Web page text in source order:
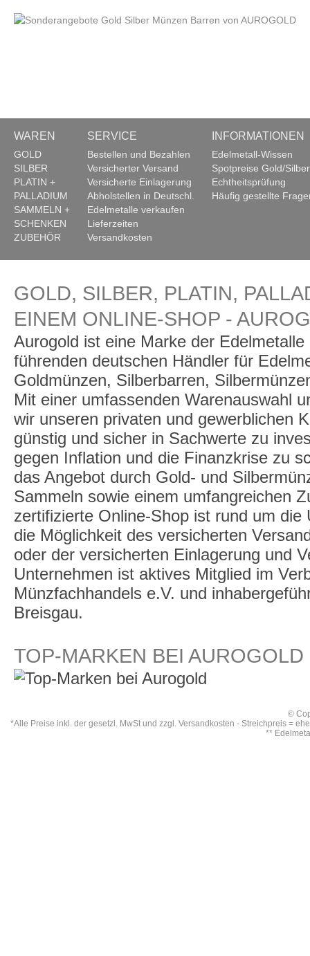
WAREN
GOLD
SILBER
PLATIN +
PALLADIUM
SAMMELN +
SCHENKEN
ZUBEHÖR
SERVICE
Bestellen und Bezahlen
Versicherter Versand
Versicherte Einlagerung
Abholstellen in Deutschl.
Edelmetalle verkaufen
Lieferzeiten
Versandkosten
INFORMATIONEN
Edelmetall-Wissen
Spotpreise Gold/Silber
Echtheitsprüfung
Häufig gestellte
GOLD, SILBER, PLATIN,
EINEM ONLINE-SHOP -
Aurogold ist eine Marke der
führenden deutschen Händler für
Goldmünzen, Silberbarren,
Mit einer umfassenden Warenauswahl
wir unseren privaten und gewerblichen
günstig und sicher in Sachwerte zu
gegen Inflation und die Finanzkrise zu
das Angebot durch Gold- und
Sammeln sowie einem umfangreichen
zertifizierte Online-Shop ist rund um die
die Möglichkeit des versicherten
oder der versicherten Einlagerung und
Unternehmen ist aktives Mitglied im
Münzfachhandels e.V. und
Breisgau.
TOP-MARKEN BEI AUROGOLD
©
*Alle Preise inkl. der gesetzl. MwSt und zzgl.Versandkosten - Streichpreis =
**